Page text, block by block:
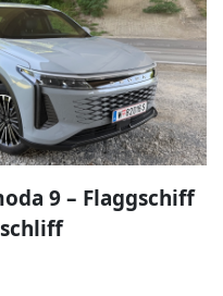
9 – Flaggschiff